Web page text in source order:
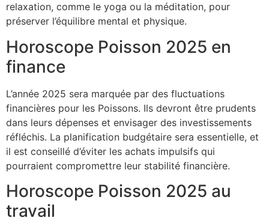
relaxation, comme le yoga ou la méditation, pour
préserver l’équilibre mental et physique.
Horoscope Poisson 2025 en
finance
L’année 2025 sera marquée par des fluctuations
financières pour les Poissons. Ils devront être prudents
dans leurs dépenses et envisager des investissements
réfléchis. La planification budgétaire sera essentielle, et
il est conseillé d’éviter les achats impulsifs qui
pourraient compromettre leur stabilité financière.
Horoscope Poisson 2025 au
travail